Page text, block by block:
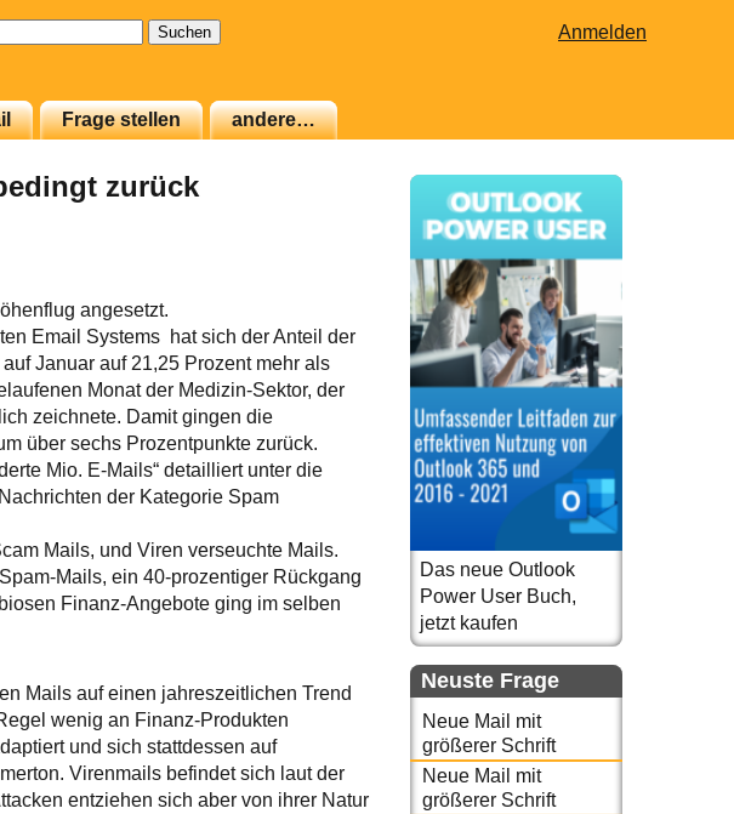
Anmelden
Frage stellen andere…
zurück
angesetzt.
Email Systems hat sich der Anteil der
Januar auf 21,25 Prozent mehr als
Monat der Medizin-Sektor, der
zeichnete. Damit gingen die
über sechs Prozentpunkte zurück.
Mio. E-Mails“ detailliert unter die
der Kategorie Spam
Mails, und Viren verseuchte Mails.
Mails, ein 40-prozentiger Rückgang
Finanz-Angebote ging im selben
Mails auf einen jahreszeitlichen Trend
wenig an Finanz-Produkten
und sich stattdessen auf
Virenmails befindet sich laut der
entziehen sich aber von ihrer Natur
Das neue Outlook
Power User Buch,
jetzt kaufen
Neuste Frage
Neue Mail mit
größerer Schrift
Neue Mail mit
größerer Schrift